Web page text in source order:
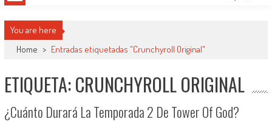
You are here
Home > Entradas etiquetadas "Crunchyroll Original"
ETIQUETA: CRUNCHYROLL ORIGINAL
¿Cuánto Durará La Temporada 2 De Tower Of God?